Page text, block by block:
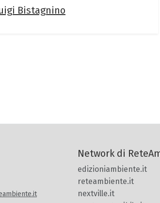
Bistagnino
Network di
edizioniambiente.it
reteambiente.it
nextville.it